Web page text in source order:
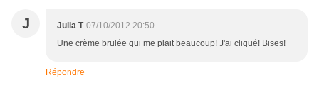
J Julia T 07/10/2012 20:50
Une crème brulée qui me plait beaucoup! J'ai cliqué! Bises!
Répondre